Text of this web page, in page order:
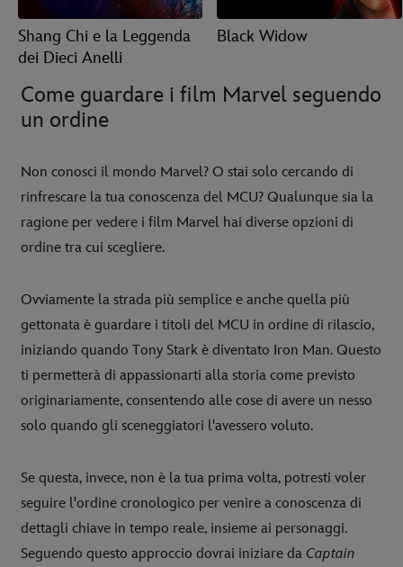
Shang Chi e la Leggenda
dei Dieci Anelli
Black Widow
Come guardare i film Marvel seguendo
un ordine
Non conosci il mondo Marvel? O stai solo cercando di
rinfrescare la tua conoscenza del MCU? Qualunque sia la
ragione per vedere i film Marvel hai diverse opzioni di
ordine tra cui scegliere.
Ovviamente la strada più semplice e anche quella più
gettonata è guardare i titoli del MCU in ordine di rilascio,
iniziando quando Tony Stark è diventato Iron Man. Questo
ti permetterà di appassionarti alla storia come previsto
originariamente, consentendo alle cose di avere un nesso
solo quando gli sceneggiatori l'avessero voluto.
Se questa, invece, non è la tua prima volta, potresti voler
seguire l'ordine cronologico per venire a conoscenza di
dettagli chiave in tempo reale, insieme ai personaggi.
Seguendo questo approccio dovrai iniziare da Captain